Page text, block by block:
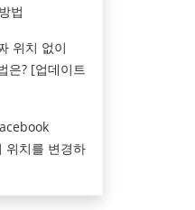
법
위치 없이
은? [업데이트
치를 변경하